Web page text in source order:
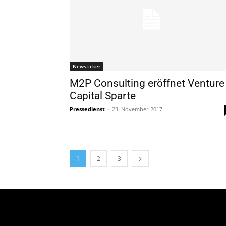
Newsticker
M2P Consulting eröffnet Venture
Capital Sparte
Pressedienst - 23. November 2017
1 2 3